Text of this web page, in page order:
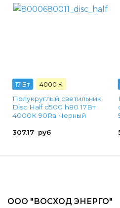
17 Вт
4000 К
Полукруглый светильник
Disc Half d500 h80 17Вт
4000К 90Ra Черный
307.17 руб
ООО "ВОСХОД ЭНЕРГО"